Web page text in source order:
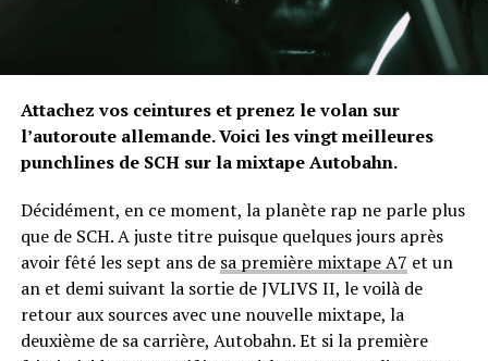
Attachez vos ceintures et prenez le volan sur
l’autoroute allemande. Voici les vingt meilleures
punchlines de SCH sur la mixtape Autobahn.
Décidément, en ce moment, la planète rap ne parle plus
que de SCH. A juste titre puisque quelques jours après
avoir fêté les sept ans de sa première mixtape A7 et un
an et demi suivant la sortie de JVLIVS II, le voilà de
retour aux sources avec une nouvelle mixtape, la
deuxième de sa carrière, Autobahn. Et si la première